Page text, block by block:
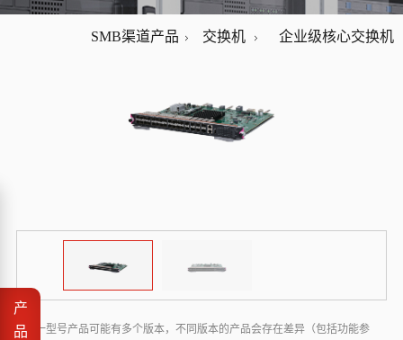
SMB渠道产品 交换机 企业级核心交换机
* 同一型号产品可能有多个版本，不同版本的产品会存在差异（包括功能参
产
品